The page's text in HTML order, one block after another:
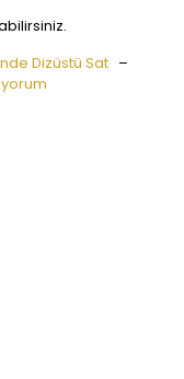
Dizüstü Sat –